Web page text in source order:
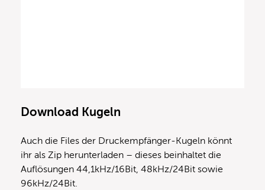
Download Kugeln
Auch die Files der Druckempfänger-Kugeln könnt
ihr als Zip herunterladen – dieses beinhaltet die
Auflösungen 44,1kHz/16Bit, 48kHz/24Bit sowie
96kHz/24Bit.